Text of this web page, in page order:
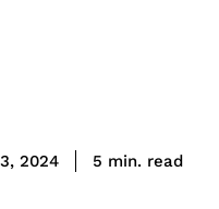
2024 5 min. read